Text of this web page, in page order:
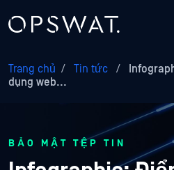
Trang chủ / Tin tức /
dụng web...
BẢO MẬT TỆP TIN